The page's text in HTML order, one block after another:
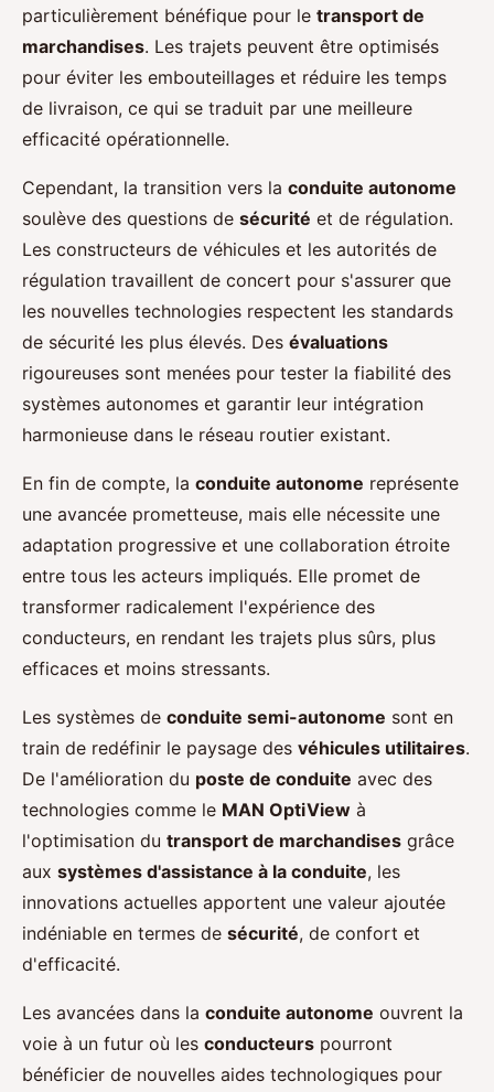
particulièrement bénéfique pour le transport de
marchandises. Les trajets peuvent être optimisés
pour éviter les embouteillages et réduire les temps
de livraison, ce qui se traduit par une meilleure
efficacité opérationnelle.
Cependant, la transition vers la conduite autonome
soulève des questions de sécurité et de régulation.
Les constructeurs de véhicules et les autorités de
régulation travaillent de concert pour s'assurer que
les nouvelles technologies respectent les standards
de sécurité les plus élevés. Des évaluations
rigoureuses sont menées pour tester la fiabilité des
systèmes autonomes et garantir leur intégration
harmonieuse dans le réseau routier existant.
En fin de compte, la conduite autonome représente
une avancée prometteuse, mais elle nécessite une
adaptation progressive et une collaboration étroite
entre tous les acteurs impliqués. Elle promet de
transformer radicalement l'expérience des
conducteurs, en rendant les trajets plus sûrs, plus
efficaces et moins stressants.
Les systèmes de conduite semi-autonome sont en
train de redéfinir le paysage des véhicules utilitaires.
De l'amélioration du poste de conduite avec des
technologies comme le MAN OptiView à
l'optimisation du transport de marchandises grâce
aux systèmes d'assistance à la conduite, les
innovations actuelles apportent une valeur ajoutée
indéniable en termes de sécurité, de confort et
d'efficacité.
Les avancées dans la conduite autonome ouvrent la
voie à un futur où les conducteurs pourront
bénéficier de nouvelles aides technologiques pour